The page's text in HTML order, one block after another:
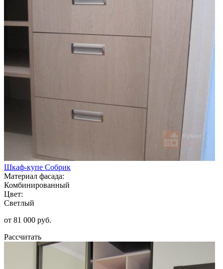
Шкаф-купе Собрик
Материал фасада:
Комбинированный
Цвет:
Светлый
от 81 000 руб.
Рассчитать